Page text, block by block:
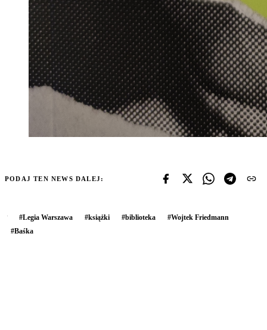
PODAJ TEN NEWS DALEJ:
#Legia Warszawa #książki #biblioteka #Wojtek Friedmann
#Baśka